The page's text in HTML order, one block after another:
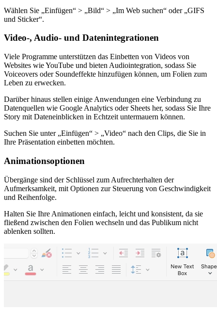
Wählen Sie „Einfügen“ > „Bild“ > „Im Web suchen“ oder „GIFS
und Sticker“.
Video-, Audio- und Datenintegrationen
Viele Programme unterstützen das Einbetten von Videos von
Websites wie YouTube und bieten Audiointegration, sodass Sie
Voiceovers oder Soundeffekte hinzufügen können, um Folien zum
Leben zu erwecken.
Darüber hinaus stellen einige Anwendungen eine Verbindung zu
Datenquellen wie Google Analytics oder Sheets her, sodass Sie Ihre
Story mit Dateneinblicken in Echtzeit untermauern können.
Suchen Sie unter „Einfügen“ > „Video“ nach den Clips, die Sie in
Ihre Präsentation einbetten möchten.
Animationsoptionen
Übergänge sind der Schlüssel zum Aufrechterhalten der
Aufmerksamkeit, mit Optionen zur Steuerung von Geschwindigkeit
und Reihenfolge.
Halten Sie Ihre Animationen einfach, leicht und konsistent, da sie
fließend zwischen den Folien wechseln und das Publikum nicht
ablenken sollten.